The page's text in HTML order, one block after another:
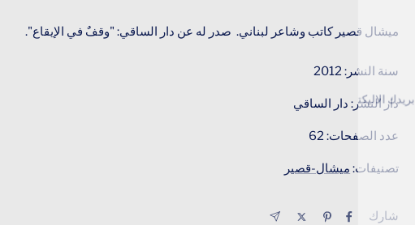
بريدك الاليكتروني
ميشال قصير كاتب وشاعر لبناني. صدر له عن دار الساقي: "وقفٌ في الإيقاع".
سنة النشر: 2012
دار النشر: دار الساقي
عدد الصفحات: 62
تصنيفات: ميشال-قصير
شارك